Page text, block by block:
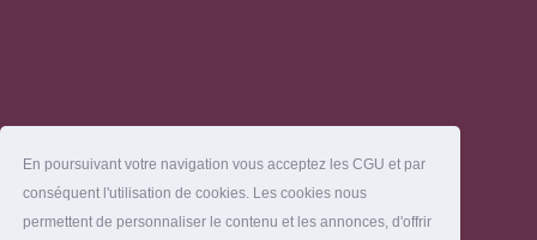
En poursuivant votre navigation vous acceptez les CGU et par
conséquent l'utilisation de cookies. Les cookies nous
permettent de personnaliser le contenu et les annonces, d'offrir